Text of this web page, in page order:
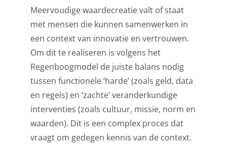
Meervoudige waardecreatie valt of staat
met mensen die kunnen samenwerken in
een context van innovatie en vertrouwen.
Om dit te realiseren is volgens het
Regenboogmodel de juiste balans nodig
tussen functionele ‘harde’ (zoals geld, data
en regels) en ‘zachte’ veranderkundige
interventies (zoals cultuur, missie, norm en
waarden). Dit is een complex proces dat
vraagt om gedegen kennis van de context.